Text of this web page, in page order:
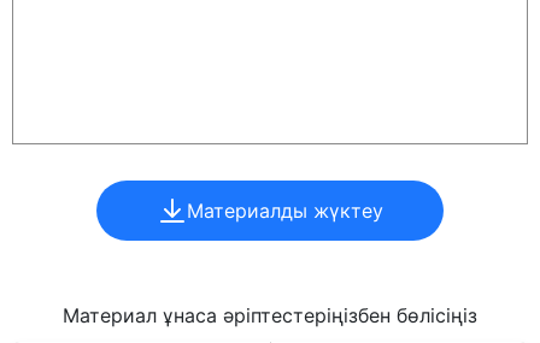
Материалды жүктеу
Материал ұнаса әріптестеріңізбен бөлісіңіз